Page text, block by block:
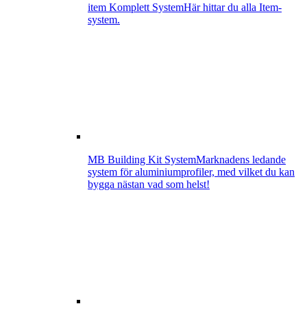
item Komplett SystemHär hittar du alla Item-
system.
MB Building Kit SystemMarknadens ledande
system för aluminiumprofiler, med vilket du kan
bygga nästan vad som helst!